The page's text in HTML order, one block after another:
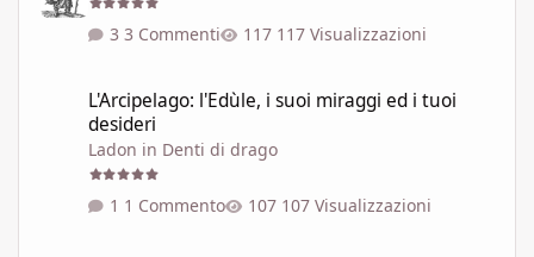
3 Commenti 117 Visualizzazioni
L'Arcipelago: l'Edùle, i suoi miraggi ed i tuoi
desideri
Ladon in Denti di drago
1 Commento 107 Visualizzazioni